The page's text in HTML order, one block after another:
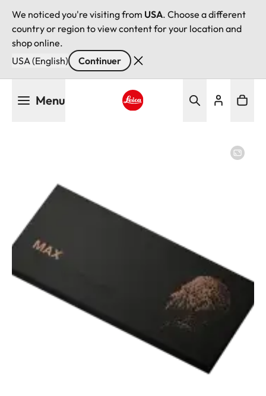
We noticed you're visiting from USA. Choose a different
country or region to view content for your location and
shop online.
USA (English)
Continuer
Menu